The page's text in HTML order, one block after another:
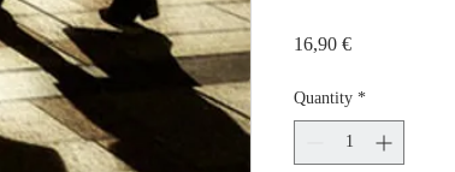
16,90 €Price
Quantity*